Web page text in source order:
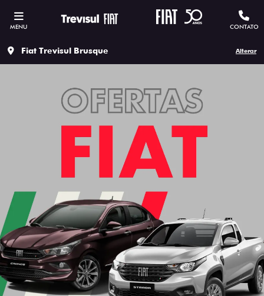
MENU CONTATO
Fiat Trevisul Brusque Alterar